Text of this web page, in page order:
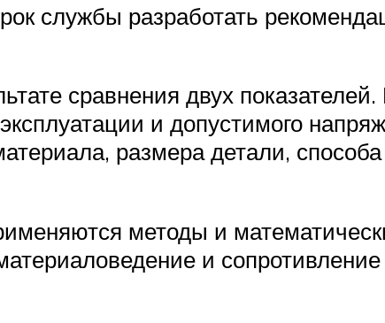
службы разработать
сравнения двух
и допустимого
размера детали,
методы и
и